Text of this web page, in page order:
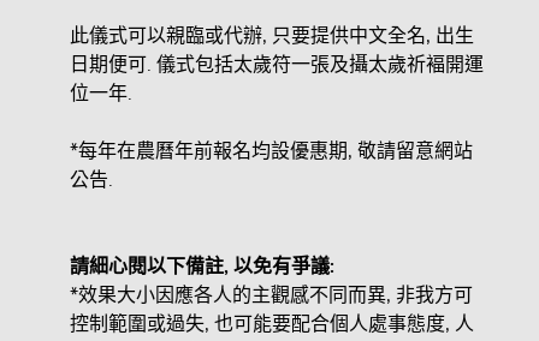
此儀式可以親臨或代辦, 只要提供中文全名, 出生
日期便可. 儀式包括太歲符一張及攝太歲祈褔開運
位一年.
*每年在農曆年前報名均設優惠期, 敬請留意網站
公告.
請細心閱以下備註, 以免有爭議:
*效果大小因應各人的主觀感不同而異, 非我方可
控制範圍或過失, 也可能要配合個人處事態度, 人